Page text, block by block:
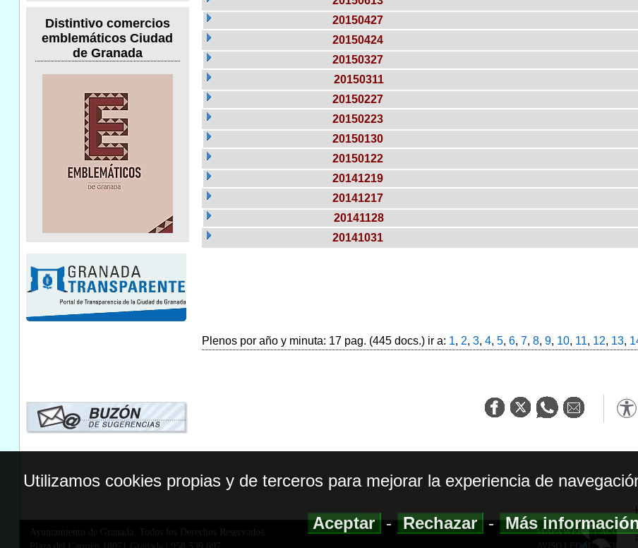
Distintivo comercios
emblemáticos Ciudad
de Granada
20150427
20150424
20150327
20150311
20150227
20150223
20150130
20150122
20141219
20141217
20141128
20141031
Plenos por año y minuta: 17 pag. (445 docs.) ir a: 1, 2, 3, 4, 5, 6, 7, 8, 9, 10, 11, 12, 13,
Ayuntamiento de Granada. Todos los Derechos Reservados.
MAPA WEB|
AVISO LEGAL|
Utilizamos cookies propias y de terceros para mejorar la experiencia de
Aceptar-Rechazar-Más